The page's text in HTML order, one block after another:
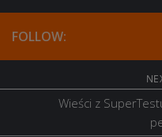
FOLLOW:
Wieści z